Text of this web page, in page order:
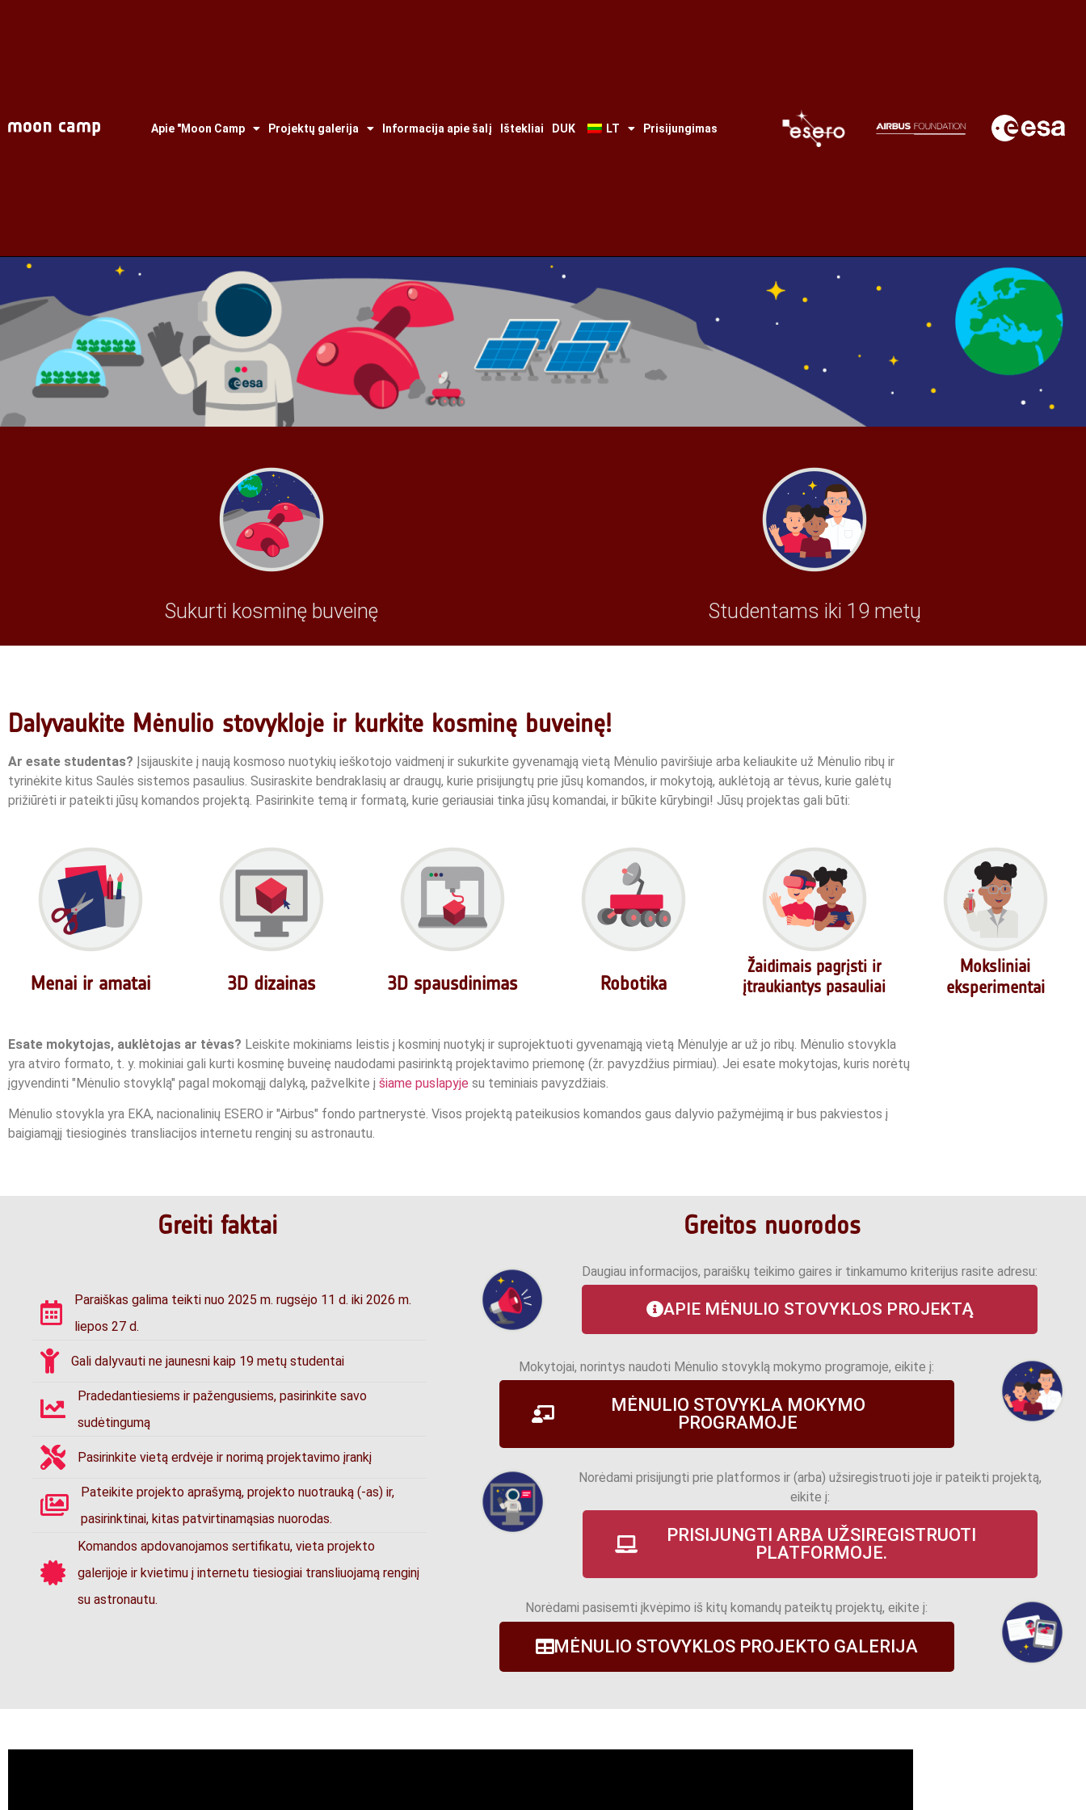
Apie "Moon Camp Projektų galerija Informacija apie šalį Ištekliai DUK LT Prisijungimas
Sukurti kosminę buveinę Studentams iki 19 metų
Dalyvaukite Mėnulio stovykloje ir kurkite kosminę buveinę!
Ar esate studentas? Įsijauskite į naują kosmoso nuotykių ieškotojo vaidmenį ir sukurkite gyvenamąją vietą Mėnulio paviršiuje arba keliaukite už Mėnulio ribų ir
tyrinėkite kitus Saulės sistemos pasaulius. Susiraskite bendraklasių ar draugų, kurie prisijungtų prie jūsų komandos, ir mokytoją, auklėtoją ar tėvus, kurie galėtų
prižiūrėti ir pateikti jūsų komandos projektą. Pasirinkite temą ir formatą, kurie geriausiai tinka jūsų komandai, ir būkite kūrybingi! Jūsų projektas gali būti:
Menai ir amatai 3D dizainas 3D spausdinimas Robotika
Žaidimais pagrįsti ir
įtraukiantys pasauliai
Moksliniai
eksperimentai
Esate mokytojas, auklėtojas ar tėvas? Leiskite mokiniams leistis į kosminį nuotykį ir suprojektuoti gyvenamąją vietą Mėnulyje ar už jo ribų. Mėnulio stovykla
yra atviro formato, t. y. mokiniai gali kurti kosminę buveinę naudodami pasirinktą projektavimo priemonę (žr. pavyzdžius pirmiau). Jei esate mokytojas, kuris norėtų
įgyvendinti "Mėnulio stovyklą" pagal mokomąjį dalyką, pažvelkite į šiame puslapyje su teminiais pavyzdžiais.
Mėnulio stovykla yra EKA, nacionalinių ESERO ir "Airbus" fondo partnerystė. Visos projektą pateikusios komandos gaus dalyvio pažymėjimą ir bus pakviestos į
baigiamąjį tiesioginės transliacijos internetu renginį su astronautu.
Greiti faktai
Paraiškas galima teikti nuo 2025 m. rugsėjo 11 d. iki 2026 m.
liepos 27 d.
Gali dalyvauti ne jaunesni kaip 19 metų studentai
Pradedantiesiems ir pažengusiems, pasirinkite savo
sudėtingumą
Pasirinkite vietą erdvėje ir norimą projektavimo įrankį
Pateikite projekto aprašymą, projekto nuotrauką (-as) ir,
pasirinktinai, kitas patvirtinamąsias nuorodas.
Komandos apdovanojamos sertifikatu, vieta projekto
galerijoje ir kvietimu į internetu tiesiogiai transliuojamą renginį
su astronautu.
Greitos nuorodos
Daugiau informacijos, paraiškų teikimo gaires ir tinkamumo kriterijus rasite adresu:
APIE MĖNULIO STOVYKLOS PROJEKTĄ
Mokytojai, norintys naudoti Mėnulio stovyklą mokymo programoje, eikite į:
MĖNULIO STOVYKLA MOKYMO
PROGRAMOJE
Norėdami prisijungti prie platformos ir (arba) užsiregistruoti joje ir pateikti projektą,
eikite į:
PRISIJUNGTI ARBA UŽSIREGISTRUOTI
PLATFORMOJE.
Norėdami pasisemti įkvėpimo iš kitų komandų pateiktų projektų, eikite į:
MĖNULIO STOVYKLOS PROJEKTO GALERIJA